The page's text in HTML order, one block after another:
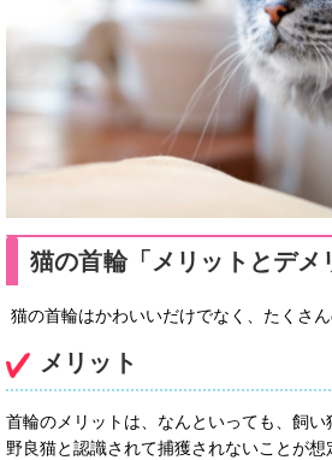
猫の首輪「メリットとデメ
猫の首輪はかわいいだけでなく、たくさ
メリット
首輪のメリットは、なんといっても、飼
野良猫と認識されて捕獲されないことが